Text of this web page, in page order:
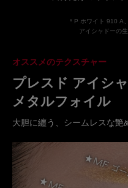
* P ホワイト 910 A
アイシャドーの
オススメのテクスチャー
プレスド アイシ
メタルフォイル
大胆に纏う、シームレスな艶